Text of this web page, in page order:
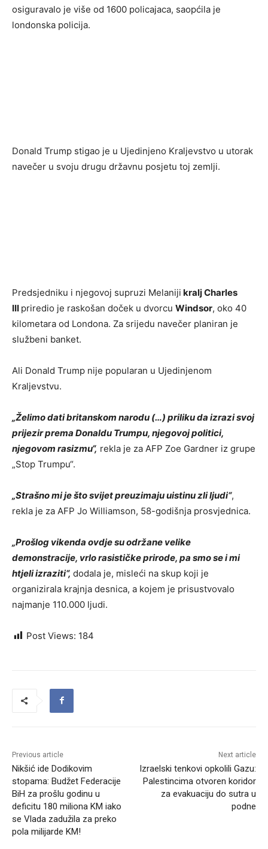
osiguravalo je više od 1600 policajaca, saopćila je
londonska policija.
Donald Trump stigao je u Ujedinjeno Kraljevstvo u utorak
navečer u svoju drugu državnu posjetu toj zemlji.
Predsjedniku i njegovoj supruzi Melaniji kralj Charles
III priredio je raskošan doček u dvorcu Windsor, oko 40
kilometara od Londona. Za srijedu navečer planiran je
službeni banket.
Ali Donald Trump nije popularan u Ujedinjenom
Kraljevstvu.
„Želimo dati britanskom narodu (…) priliku da izrazi svoj
prijezir prema Donaldu Trumpu, njegovoj politici,
njegovom rasizmu“, rekla je za AFP Zoe Gardner iz grupe
„Stop Trumpu“.
„Strašno mi je što svijet preuzimaju uistinu zli ljudi“,
rekla je za AFP Jo Williamson, 58-godišnja prosvjednica.
„Prošlog vikenda ovdje su održane velike
demonstracije, vrlo rasističke prirode, pa smo se i mi
htjeli izraziti“, dodala je, misleći na skup koji je
organizirala krajnja desnica, a kojem je prisustvovalo
najmanje 110.000 ljudi.
Post Views: 184
Previous article
Nikšić ide Dodikovim
stopama: Budžet Federacije
BiH za prošlu godinu u
deficitu 180 miliona KM iako
se Vlada zadužila za preko
pola milijarde KM!
Next article
Izraelski tenkovi opkolili Gazu:
Palestincima otvoren koridor
za evakuaciju do sutra u
podne